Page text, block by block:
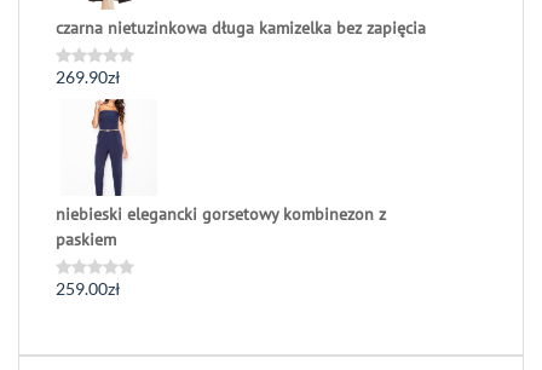
czarna nietuzinkowa długa kamizelka bez zapięcia
Oceniono
269.90zł
niebieski elegancki gorsetowy kombinezon z
paskiem
Oceniono
259.00zł